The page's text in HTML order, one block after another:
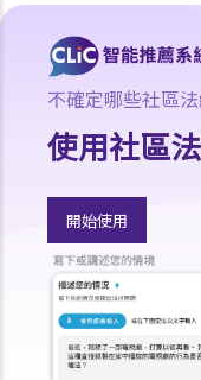
3. 如有家庭成員移民香
外籍家庭傭工
1. 我須向我的外籍家庭
和外籍家庭傭工簽署？
2. 我的家庭傭工是否必須
3. 聘用兼職的外籍家庭傭
4. 外籍家庭傭工可否成
訪港旅客與工作簽證
1. 中國大陸旅客如何會獲
2. 甚麼人士有權獲得香港
不確定哪些社區
使用社區
開始使用